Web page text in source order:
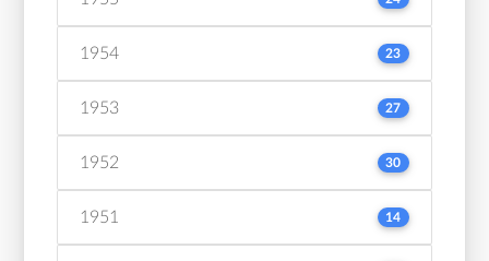
1954 23
1953 27
1952 30
1951 14